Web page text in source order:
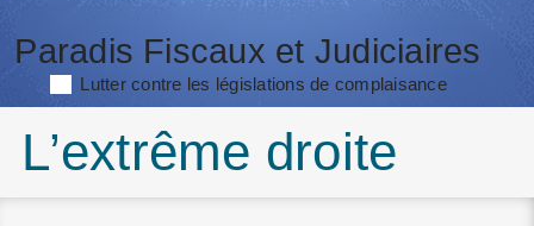
Paradis Fiscaux et Judiciaires
Lutter contre les législations de complaisance
L’extrême droite